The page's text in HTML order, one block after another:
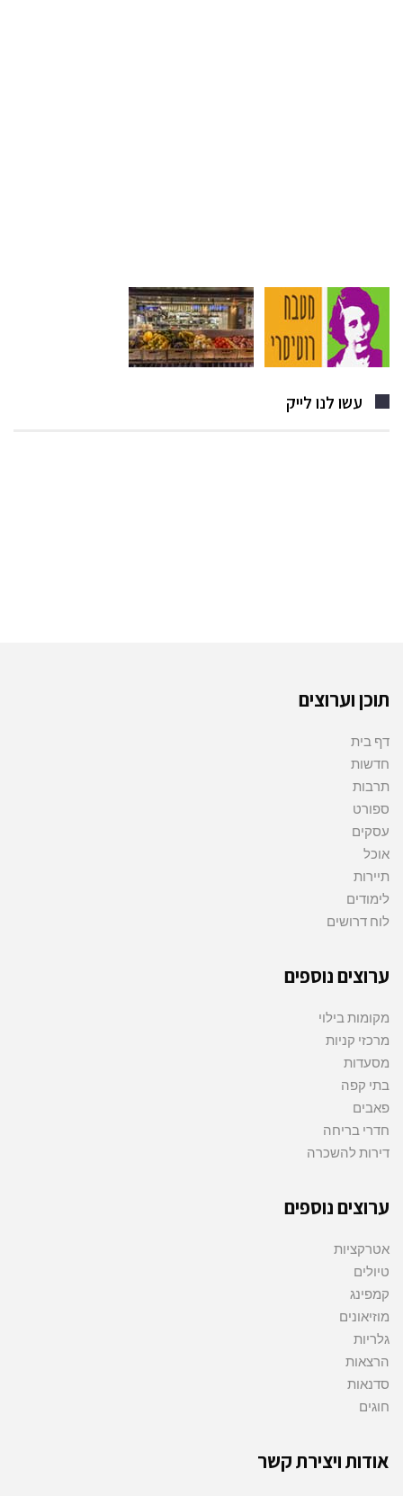
עשו לנו לייק
תוכן וערוצים
דף בית
חדשות
תרבות
ספורט
עסקים
אוכל
תיירות
לימודים
לוח דרושים
ערוצים נוספים
מקומות בילוי
מרכזי קניות
מסעדות
בתי קפה
פאבים
חדרי בריחה
דירות להשכרה
ערוצים נוספים
אטרקציות
טיולים
קמפינג
מוזיאונים
גלריות
הרצאות
סדנאות
חוגים
אודות ויצירת קשר